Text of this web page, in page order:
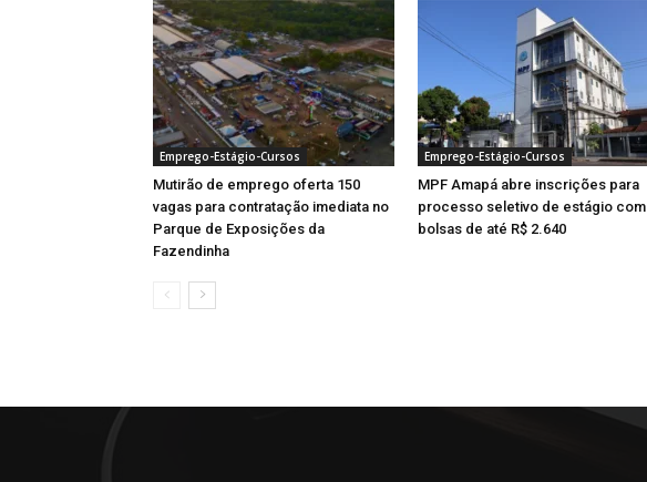
Emprego-Estágio-Cursos
Mutirão de emprego oferta 150
vagas para contratação imediata no
Parque de Exposições da
Fazendinha
Emprego-Estágio-Cursos
MPF Amapá abre inscrições para
processo seletivo de estágio com
bolsas de até R$ 2.640